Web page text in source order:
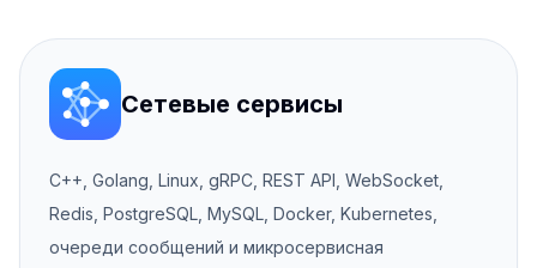
Сетевые сервисы
C++, Golang, Linux, gRPC, REST API, WebSocket,
Redis, PostgreSQL, MySQL, Docker, Kubernetes,
очереди сообщений и микросервисная